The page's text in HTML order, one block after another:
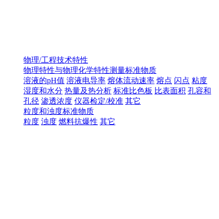
物理/工程技术特性
物理特性与物理化学特性测量标准物质
溶液的pH值 溶液电导率 熔体流动速率 熔点 闪点 粘度
湿度和水分 热量及热分析 标准比色板 比表面积 孔容和
孔径 渗透浓度 仪器检定/校准 其它
粒度和浊度标准物质
粒度 浊度 燃料抗爆性 其它